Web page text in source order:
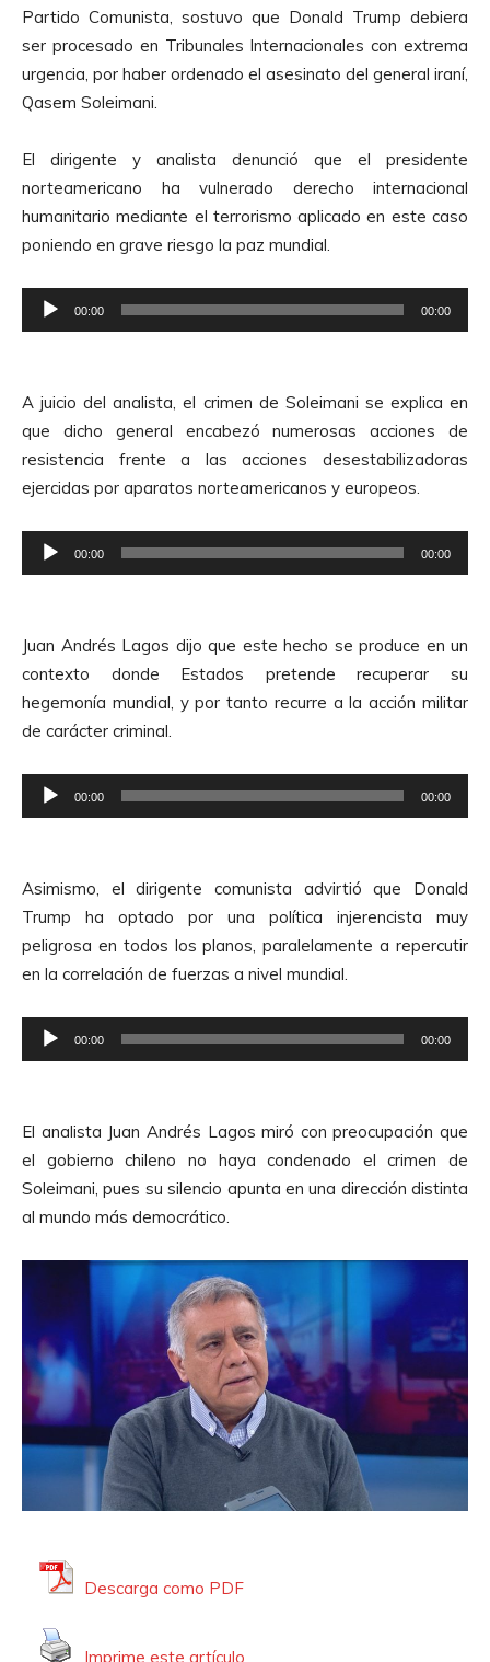
Partido Comunista, sostuvo que Donald Trump debiera
ser procesado en Tribunales Internacionales con extrema
urgencia, por haber ordenado el asesinato del general iraní,
Qasem Soleimani.
El dirigente y analista denunció que el presidente
norteamericano ha vulnerado derecho internacional
humanitario mediante el terrorismo aplicado en este caso
poniendo en grave riesgo la paz mundial.
e
o
d
u
c
t
e
A
u
d
00:00 00:00
A juicio del analista,el crimen de Soleimani se explica en
que dicho general encabezó numerosas acciones de
resistencia frente a las acciones desestabilizadoras
ejercidas por aparatos norteamericanos y europeos.
e
o
d
u
c
t
e
A
u
d
00:00 00:00
Juan Andrés Lagos dijo que este hecho se produce en un
contexto donde Estados pretende recuperar su
hegemonía mundial, y por tanto recurre a la acción militar
de carácter criminal.
e
o
d
u
c
t
e
A
u
d
00:00 00:00
Asimismo, el dirigente comunista advirtió que Donald
Trump ha optado por una política injerencista muy
peligrosa en todos los planos, paralelamente a repercutir
en la correlación de fuerzas a nivel mundial.
e
o
d
u
c
t
e
A
u
o
00:00 00:00
El analista Juan Andrés Lagos miró con preocupación que
el gobierno chileno no haya condenado el crimen de
Soleimani, pues su silencio apunta en una dirección distinta
al mundo más democrático.
Descarga como PDF
Imprime este artículo